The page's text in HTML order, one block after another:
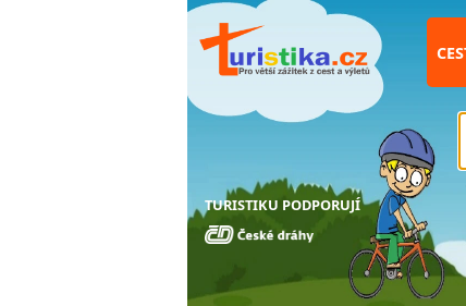
TURISTIKU PODPORUJÍ